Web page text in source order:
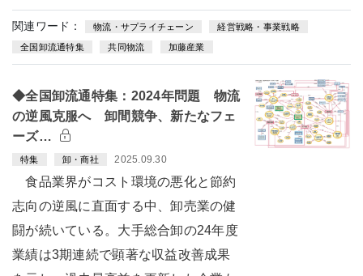
関連ワード： 物流・サプライチェーン 経営戦略・事業戦略
全国卸流通特集 共同物流 加藤産業
◆全国卸流通特集：2024年問題 物流
の逆風克服へ 卸間競争、新たなフェ
ーズ…
特集 卸・商社 2025.09.30
食品業界がコスト環境の悪化と節約
志向の逆風に直面する中、卸売業の健
闘が続いている。大手総合卸の24年度
業績は3期連続で顕著な収益改善成果